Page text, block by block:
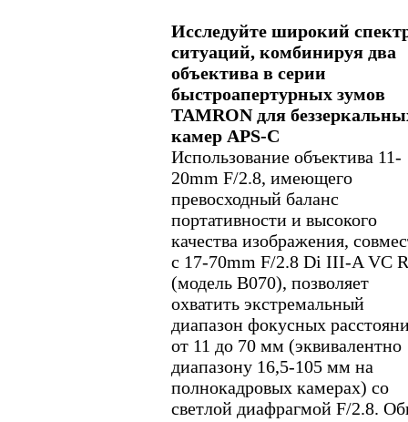
Исследуйте широкий
ситуаций, комбинируя два
объектива в серии
быстроапертурных зумов
TAMRON для
камер APS-C
Использование объектива 11-
20mm F/2.8, имеющего
превосходный баланс
портативности и высокого
качества изображения,
с 17-70mm F/2.8 Di III-A VC
(модель B070), позволяет
охватить экстремальный
диапазон фокусных
от 11 до 70 мм (эквивалентно
диапазону 16,5-105 мм на
полнокадровых камерах) со
светлой диафрагмой F/2.8.